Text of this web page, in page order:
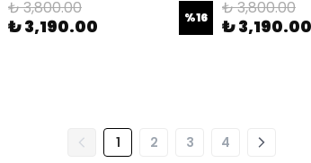
₺ 3,800.00
₺ 3,190.00 %16 ₺ 3,800.00
₺ 3,190.00
1 2 3 4